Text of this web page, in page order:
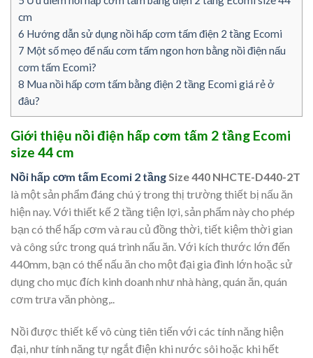
cm
6 Hướng dẫn sử dụng nồi hấp cơm tấm điện 2 tầng Ecomi
7 Một số mẹo để nấu cơm tấm ngon hơn bằng nồi điện nấu
cơm tấm Ecomi?
8 Mua nồi hấp cơm tấm bằng điện 2 tầng Ecomi giá rẻ ở
đâu?
Giới thiệu nồi điện hấp cơm tấm 2 tầng Ecomi
size 44 cm
Nồi hấp cơm tấm Ecomi 2 tầngSize 440 NHCTE-D440-2T
là một sản phẩm đáng chú ý trong thị trường thiết bị nấu ăn
hiện nay. Với thiết kế 2 tầng tiện lợi, sản phẩm này cho phép
bạn có thể hấp cơm và rau củ đồng thời, tiết kiệm thời gian
và công sức trong quá trình nấu ăn. Với kích thước lớn đến
440mm, bạn có thể nấu ăn cho một đại gia đình lớn hoặc sử
dụng cho mục đích kinh doanh như nhà hàng, quán ăn, quán
cơm trưa văn phòng,..
Nồi được thiết kế vô cùng tiên tiến với các tính năng hiện
đại, như tính năng tự ngắt điện khi nước sôi hoặc khi hết